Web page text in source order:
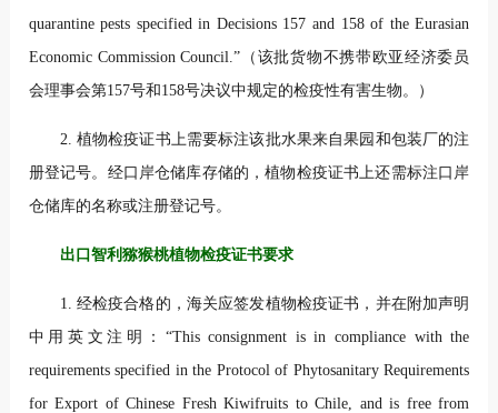
quarantine pests specified in Decisions 157 and 158 of the Eurasian
Economic Commission Council.”（该批货物不携带欧亚经济委员
会理事会第157号和158号决议中规定的检疫性有害生物。）
2. 植物检疫证书上需要标注该批水果来自果园和包装厂的注
册登记号。经口岸仓储库存储的，植物检疫证书上还需标注口岸
仓储库的名称或注册登记号。
出口智利猕猴桃植物检疫证书要求
1. 经检疫合格的，海关应签发植物检疫证书，并在附加声明
中用英文注明：“This consignment is in compliance with the
requirements specified in the Protocol of Phytosanitary Requirements
for Export of Chinese Fresh Kiwifruits to Chile, and is free from